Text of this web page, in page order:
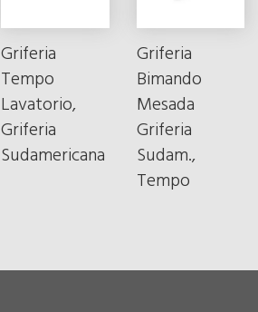
Griferia
Tempo
Lavatorio,
Griferia
Sudamericana
Griferia
Bimando
Mesada
Griferia
Sudam.,
Tempo